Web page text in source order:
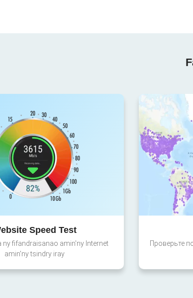
Speed Test
ny fifandraisanao amin'ny Internet
amin'ny tsindry iray
Проверьте